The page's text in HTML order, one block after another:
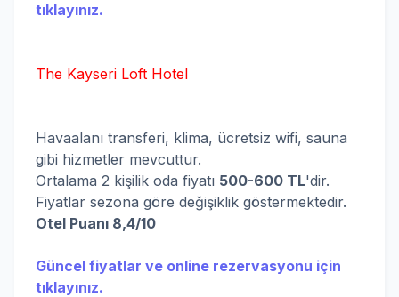
tıklayınız.
The Kayseri Loft Hotel
Havaalanı transferi, klima, ücretsiz wifi, sauna
gibi hizmetler mevcuttur.
Ortalama 2 kişilik oda fiyatı 500-600 TL'dir.
Fiyatlar sezona göre değişiklik göstermektedir.
Otel Puanı 8,4/10
Güncel fiyatlar ve online rezervasyonu için
tıklayınız.